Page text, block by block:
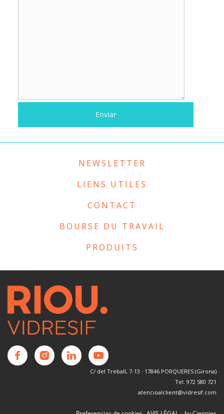
NEWSLETTER
LIENS UTILES
CONTACT
BOURSE DU TRAVAIL
PRODUITS
C/ del Treball, 7-13 · 17846 PORQUERES (Girona)
Tel. 972 580 721
atencioalclient@vidresif.com